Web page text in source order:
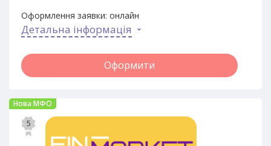
Оформлення заявки: онлайн
Детальна інформація
Оформити
Нова МФО
5